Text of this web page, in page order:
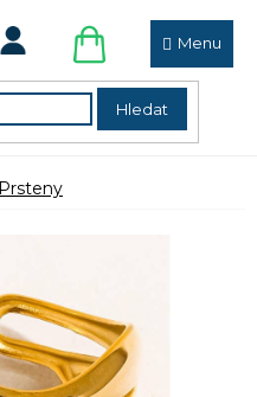
Hledat
NÁKUPNÍ
KOŠÍK
Prsteny